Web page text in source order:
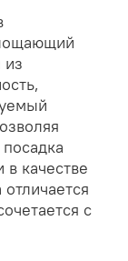
из
качестве
с